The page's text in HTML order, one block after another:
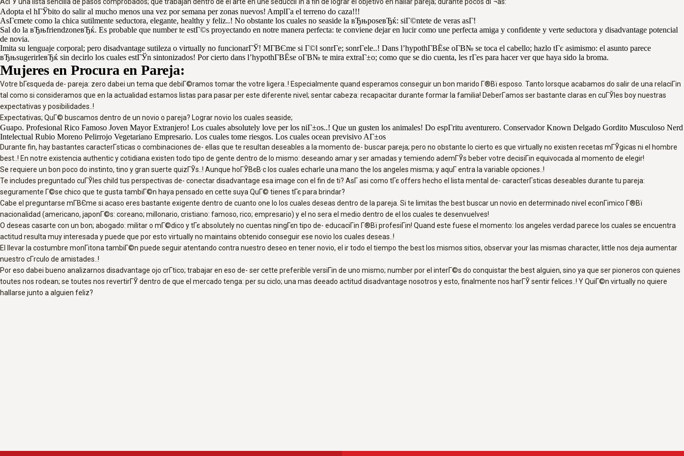
Adopta el hГЎbito do salir al mucho menos una vez por semana per zonas nuevos! AmplГ­a el terreno do caza!!!
AsГєmete como la chica sutilmente seductora, elegante, healthy y feliz..! No obstante los cuales no seaside la вЂњposeвЂќ: siГ©ntete de veras asГ­!
Sal do la вЂњfriendzoneвЂќ. Es probable que number te estГ©s proyectando en notre manera perfecta: te conviene dejar en lucir como une perfecta amiga y confidente y verte seductora y disadvantage potencial
de novia.
Imita su lenguaje corporal; pero disadvantage sutileza o virtually no funcionarГЎ! MГ­ВЄme si Г©l sonrГ­e; sonrГ­ele..! Dans l’hypothГ­ВЁse oГ­В№ se toca el cabello; hazlo tГє asimismo: el asunto parece
вЂњsugerirleвЂќ sin decirlo los cuales estГЎn sintonizados! Por cierto dans l’hypothГ­ВЁse oГ­В№ te mira extraГ±o; como que se dio cuenta, les rГ­es para hacer ver que haya sido la broma.
Mujeres en Procura en Pareja:
Votre bГєsqueda de- pareja: zero dabei un tema que debiГ©ramos tomar the votre ligera..! Especialmente quand esperamos conseguir un bon marido Г®Вї esposo. Tanto lorsque acabamos do salir de una relaciГіn
tal como si consideramos que en la actualidad estamos listas para pasar per este diferente nivel; sentar cabeza: recapacitar durante formar la familia! DeberГ­amos ser bastante claras en cuГЎles boy nuestras
expectativas y posibilidades..!
Expectativas; QuГ© buscamos dentro de un novio o pareja? Lograr novio los cuales seaside;
Guapo. Profesional Rico Famoso Joven Mayor Extranjero! Los cuales absolutely love per los niГ±os..! Que un gusten los animales! Do espГ­ritu aventurero. Conservador Known Delgado Gordito Musculoso Nerd
Intelectual Rubio Moreno Pelirrojo Vegetariano Empresario. Los cuales tome riesgos. Los cuales ocean previsivo AГ±os
Durante fin, hay bastantes caracterГ­sticas o combinaciones de- ellas que te resultan deseables a la momento de- buscar pareja; pero no obstante lo cierto es que virtually no existen recetas mГЎgicas ni el hombre
best..! En notre existencia authentic y cotidiana existen todo tipo de gente dentro de lo mismo: deseando amar y ser amadas y temiendo ademГЎs beber votre decisiГіn equivocada al momento de elegir!
Se requiere un bon poco do instinto, tino y gran suerte quizГЎs..! Aunque hoГЎВєВ·c los cuales echarle una mano the los angeles misma; y aquГ­ entra la variable opciones..!
Te includes preguntado cuГЎles child tus perspectivas de- conectar disadvantage esa image con el fin de ti? AsГ­ asi como tГє offers hecho el lista mental de- caracterГ­sticas deseables durante tu pareja:
seguramente Г©se chico que te gusta tambiГ©n haya pensado en cette suya QuГ© tienes tГє para brindar?
Cabe el preguntarse mГ­ВЄme si acaso eres bastante exigente dentro de cuanto one lo los cuales deseas dentro de la pareja. Si te limitas the best buscar un novio en determinado nivel econГіmico Г®Вї
nacionalidad (americano, japonГ©s: coreano; millonario, cristiano: famoso, rico; empresario) y el no sera el medio dentro de el los cuales te desenvuelves!
O deseas casarte con un bon; abogado: militar o mГ©dico y tГє absolutely no cuentas ningГєn tipo de- educaciГіn Г®Вї profesiГіn! Quand este fuese el momento: los angeles verdad parece los cuales se encuentra
actitud resulta muy interesada y puede que por esto virtually no maintains obtenido conseguir ese novio los cuales deseas..!
El llevar la costumbre monГіtona tambiГ©n puede seguir atentando contra nuestro deseo en tener novio, el ir todo el tiempo the best los mismos sitios, observar your las mismas character, little nos deja aumentar
nuestro cГ­rculo de amistades..!
Por eso dabei bueno analizarnos disadvantage ojo crГ­tico; trabajar en eso de- ser cette preferible versiГіn de uno mismo; number por el interГ©s do conquistar the best alguien, sino ya que ser pioneros con quienes
toutes nos rodean; se toutes nos revertirГЎ dentro de que el mercado tenga: per su ciclo; una mas deeado actitud disadvantage nosotros y esto, finalmente nos harГЎ sentir felices..! Y QuiГ©n virtually no quiere
hallarse junto a alguien feliz?